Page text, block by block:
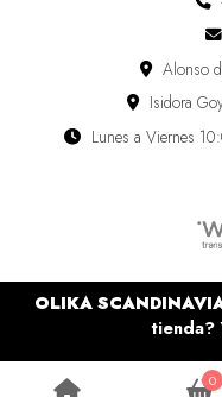
Alonso
Isidora
Lunes a Viernes
OLIKA
tienda?
0